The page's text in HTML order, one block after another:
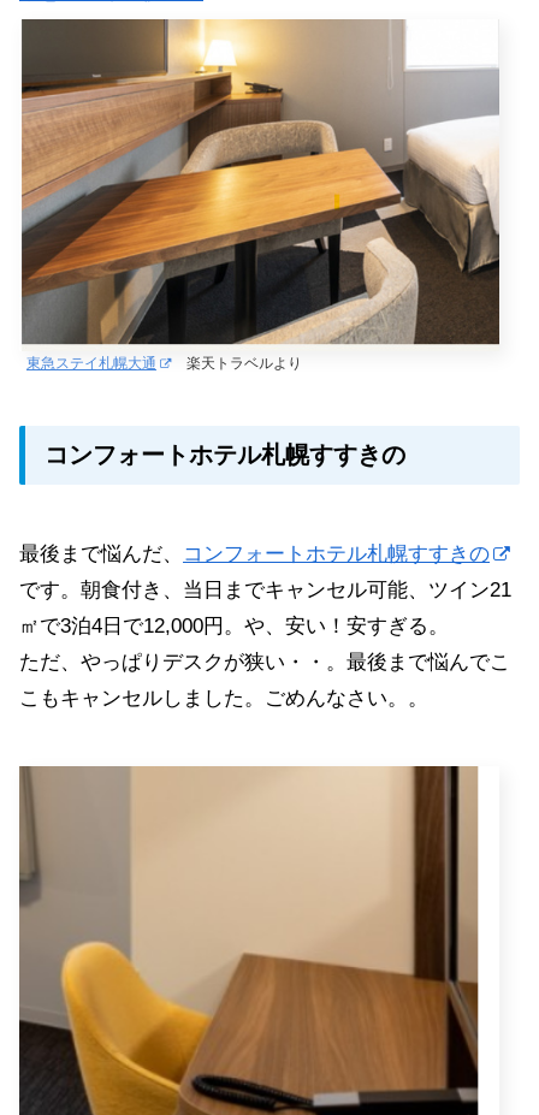
東急ステイ札幌大通 楽天トラベルより
コンフォートホテル札幌すすきの
最後まで悩んだ、
コンフォートホテル札幌すすきの
です。朝食付き、当日までキャンセル可能、ツイン21
㎡で3泊4日で12,000円。や、安い！安すぎる。
ただ、やっぱりデスクが狭い・・。最後まで悩んでこ
こもキャンセルしました。ごめんなさい。。